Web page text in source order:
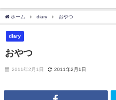
ホーム diary おやつ
diary
おやつ
2011年2月1日 2011年2月1日